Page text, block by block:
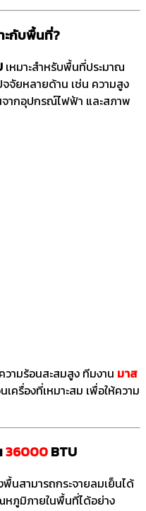
ะกับพื้นที่?
เหมาะสำหรับพื้นที่ประมาณ
จัยหลายด้าน เช่น ความสูง
จากอุปกรณ์ไฟฟ้า และสภาพ
ามร้อนสะสมสูง ทีมงาน มาส
ครื่องที่เหมาะสม เพื่อให้ความ
36000BTU
นสามารถกระจายลมเย็นได้
ภูมิภายในพื้นที่ได้อย่าง